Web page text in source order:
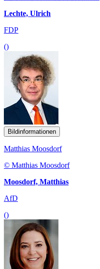
Lechte, Ulrich
FDP
()
Bildinformationen
Matthias Moosdorf
© Matthias Moosdorf
Moosdorf, Matthias
AfD
()